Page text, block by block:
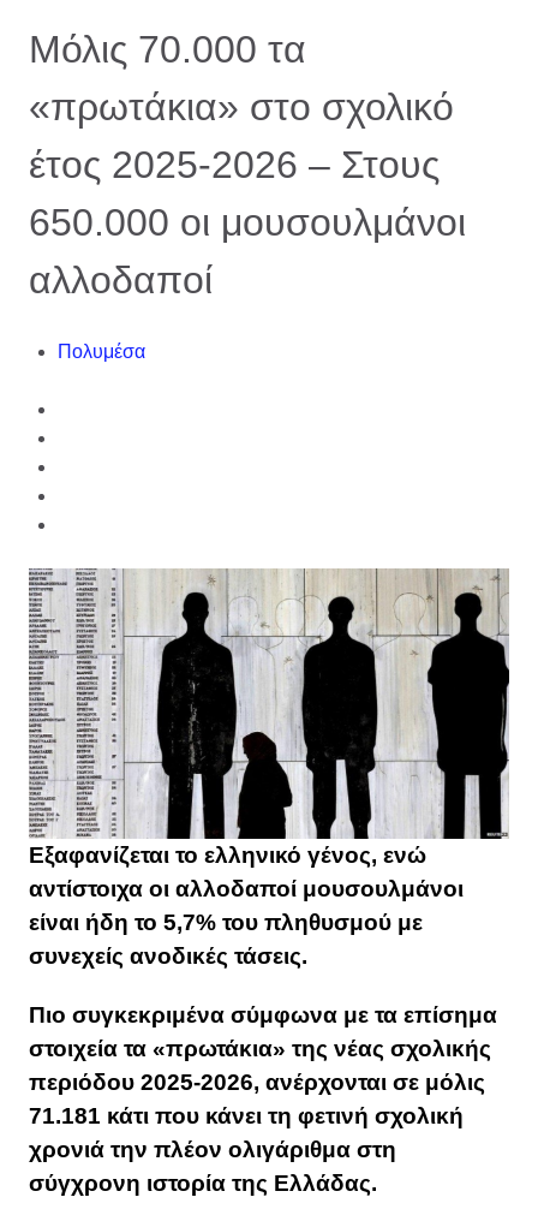
Μόλις 70.000 τα
«πρωτάκια» στο σχολικό
έτος 2025-2026 – Στους
650.000 οι μουσουλμάνοι
αλλοδαποί
Πολυμέσα
Εξαφανίζεται το ελληνικό γένος, ενώ
αντίστοιχα οι αλλοδαποί μουσουλμάνοι
είναι ήδη το 5,7% του πληθυσμού με
συνεχείς ανοδικές τάσεις.
Πιο συγκεκριμένα σύμφωνα με τα επίσημα
στοιχεία τα «πρωτάκια» της νέας σχολικής
περιόδου 2025-2026, ανέρχονται σε μόλις
71.181 κάτι που κάνει τη φετινή σχολική
χρονιά την πλέον ολιγάριθμα στη
σύγχρονη ιστορία της Ελλάδας.